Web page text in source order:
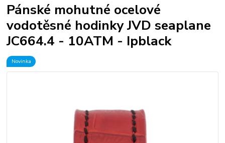
Pánské mohutné ocelové
vodotěsné hodinky JVD seaplane
JC664.4 - 10ATM - Ipblack
Novinka